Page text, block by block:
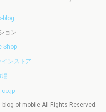
blog
ョン
Shop
ンストア
場
of mobile All Rights Reserved.